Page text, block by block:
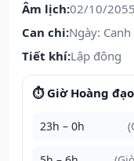
Âm lịch:02/10/2055
Can chi:Ngày:
Tiết khí:Lập đông
⏱️ Giờ Hoàng đạo
23h – 0h